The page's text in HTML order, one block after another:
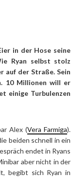
in der Hose seine
Ryan selbst stolz
auf der Straße. Sein
10 Millionen will er
einige Turbulenzen
Alex (Vera Farmiga).
beiden schnell in ein
endet in Ryans
aber nicht in der
begibt sich Ryan in